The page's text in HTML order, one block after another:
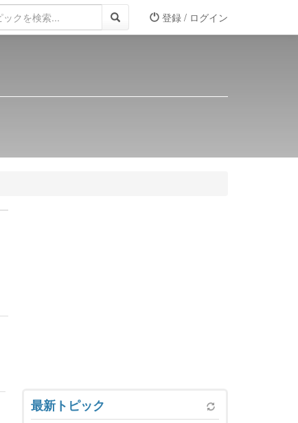
登録 / ログイン
最新トピック